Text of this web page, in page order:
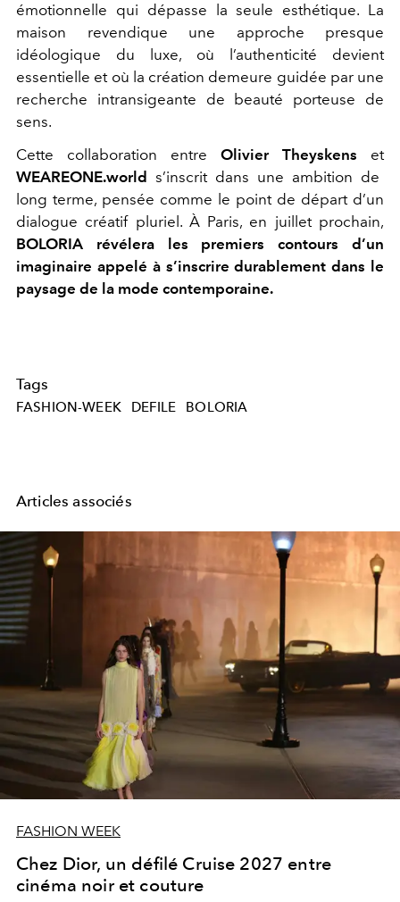
émotionnelle qui dépasse la seule esthétique. La
maison revendique une approche presque
idéologique du luxe, où l’authenticité devient
essentielle et où la création demeure guidée par une
recherche intransigeante de beauté porteuse de
sens.
Cette collaboration entre Olivier Theyskens et
WEAREONE.world s’inscrit dans une ambition de
long terme, pensée comme le point de départ d’un
dialogue créatif pluriel. À Paris, en juillet prochain,
BOLORIA révélera les premiers contours d’un
imaginaire appelé à s’inscrire durablement dans le
paysage de la mode contemporaine.
Tags
FASHION-WEEK DEFILE BOLORIA
Articles associés
FASHION WEEK
Chez Dior, un défilé Cruise 2027 entre
cinéma noir et couture